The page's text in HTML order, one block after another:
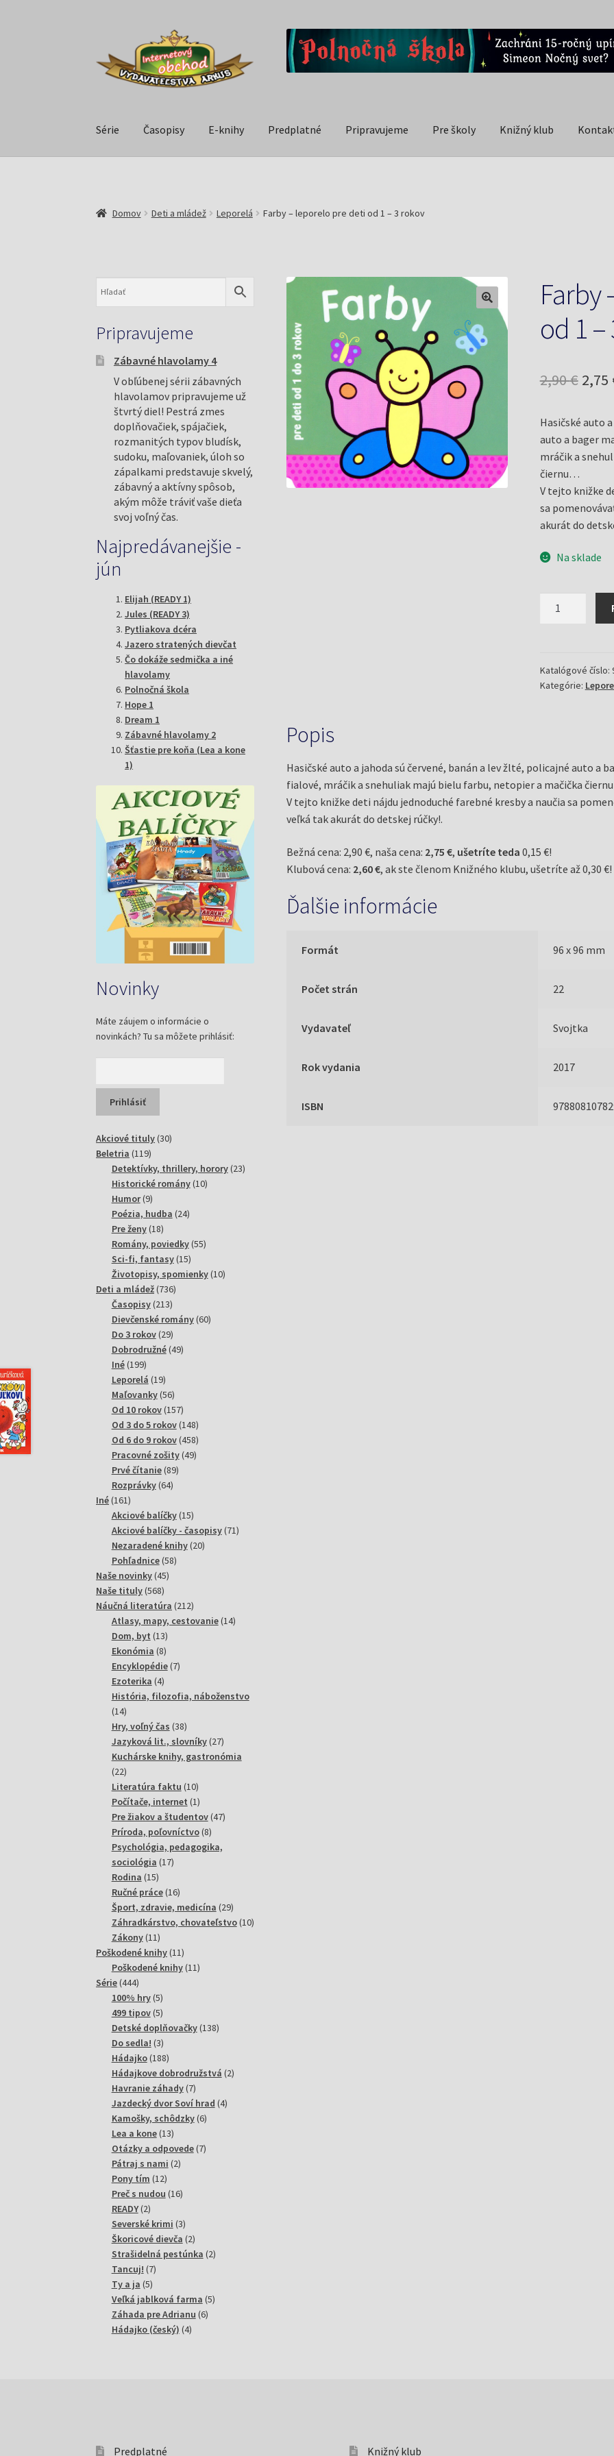
Série Časopisy E-knihy Predplatné Pripravujeme Pre školy Knižný klub
Domov Deti a mládež Leporelá Farby – leporelo pre deti od 1 – 3 rokov
Farby
od 1
2,90€
bola:
2,90
2,75
Hasičské auto
auto a bager
mráčik a
čiernu…
V tejto knižke
sa
akurát do
Na sklade
pre
deti
rokov
Katalógové číslo:
Kategórie:
Popis
Hasičské auto a jahoda sú červené, banán a lev žlté, policajné auto a
fialové, mráčik a snehuliak majú bielu farbu, netopier a mačička
V tejto knižke deti nájdu jednoduché farebné kresby a naučia sa
veľká tak akurát do detskej rúčky!.
Bežná cena: 2,90 €, naša cena: 2,75 €, ušetríte teda 0,15 €!
Klubová cena: 2,60 €, ak ste členom Knižného klubu, ušetríte až 0,30 €!
Ďalšie informácie
Formát 96 x 96 mm
Počet strán 22
Vydavateľ Svojtka
Rok vydania 2017
ISBN
Pripravujeme
Zábavné hlavolamy 4
V obľúbenej sérii zábavných
hlavolamov pripravujeme už
štvrtý diel! Pestrá zmes
doplňovačiek, spájačiek,
rozmanitých typov bludísk,
sudoku, maľovaniek, úloh so
zápalkami predstavuje skvelý,
zábavný a aktívny spôsob,
akým môže tráviť vaše dieťa
svoj voľný čas.
Najpredávanejšie -
jún
Elijah (READY 1)
Jules (READY 3)
Pytliakova dcéra
Jazero stratených dievčat
Čo dokáže sedmička a iné
hlavolamy
Polnočná škola
Hope 1
Dream 1
Zábavné hlavolamy 2
Šťastie pre koňa (Lea a kone
1)
Novinky
Máte záujem o informácie o
novinkách? Tu sa môžete prihlásiť:
Akciové tituly 3030
Beletria 119119
produktov
Detektívky, thrillery, horory 2323
Historické romány 1010
Humor 99
produktov
Poézia, hudba 2424
Pre ženy 1818
produktov
Romány, poviedky 5555
Sci-fi, fantasy 1515
produktov
Životopisy, spomienky 1010
Deti a mládež 736736
Časopisy 213213
produktov
Dievčenské romány 6060
Do 3 rokov 2929
produktov
Dobrodružné 4949
Iné 199199
produktov
Leporelá 1919
produktov
Maľovanky 5656
produktov
Od 10 rokov 157157
produktov
Od 3 do 5 rokov 148148
produktov
Od 6 do 9 rokov 458458
produktov
Pracovné zošity 4949
Prvé čítanie 8989
Rozprávky 6464
Iné 161161
produktov
Akciové balíčky 1515
produktov
Akciové balíčky - časopisy 7171
Nezaradené knihy 2020
Pohľadnice 5858
Naše novinky 4545
Naše tituly 568568
produktov
Náučná literatúra 212212
produktov
Atlasy, mapy, cestovanie 1414
Dom, byt 1313
produktov
Ekonómia 88
produktov
Encyklopédie 77
Ezoterika 44
produkty
História, filozofia, náboženstvo
1414
produktov
Hry, voľný čas 3838
produktov
Jazyková lit., slovníky 2727
produktov
Kuchárske knihy, gastronómia
2222
produktov
Literatúra faktu 1010
produktov
Počítače, internet 11
produkt
Pre žiakov a študentov 4747
Príroda, poľovníctvo 88
produktov
Psychológia, pedagogika,
sociológia 1717
Rodina 1515
produktov
Ručné práce 1616
produktov
Šport, zdravie, medicína 2929
produktov
Záhradkárstvo, chovateľstvo 1010
Zákony 1111
produktov
Poškodené knihy 1111
produktov
Poškodené knihy 1111
Série 444444
produktov
100% hry 55
produktov
499 tipov 55
produktov
Detské doplňovačky 138138
Do sedla! 33
produkty
Hádajko 188188
produktov
Hádajkove dobrodružstvá 22
Havranie záhady 77
produktov
Jazdecký dvor Soví hrad 44
Kamošky, schôdzky 66
Lea a kone 1313
produktov
Otázky a odpovede 77
Pátraj s nami 22
Pony tím 1212
produktov
Preč s nudou 1616
READY 22
produkty
Severské krimi 33
produkty
Škoricové dievča 22
produkty
Strašidelná pestúnka 22
Tancuj! 77
Ty a ja 55
produktov
Veľká jablková farma 55
Záhada pre Adrianu 66
Hádajko (český) 44
Predplatné Knižný klub